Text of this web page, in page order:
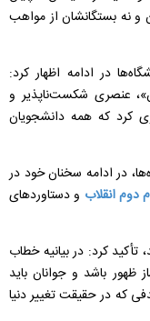
و نه بستگانشان از مواهب
در ادامه اظهار کرد:
عنصری شکست‌ناپذیر و
کرد که همه‌ دانشجویان
در ادامه سخنان خود در
دوم انقلاب و دستاوردهای
کرد: در بیانیه خطاب
ظهور باشد و جوانان باید
که در حقیقت تغییر دنیا